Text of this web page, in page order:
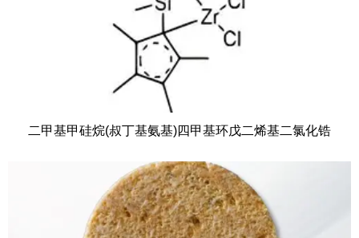
二甲基甲硅烷(叔丁基氨基)四甲基环戊二烯基二氯化锆